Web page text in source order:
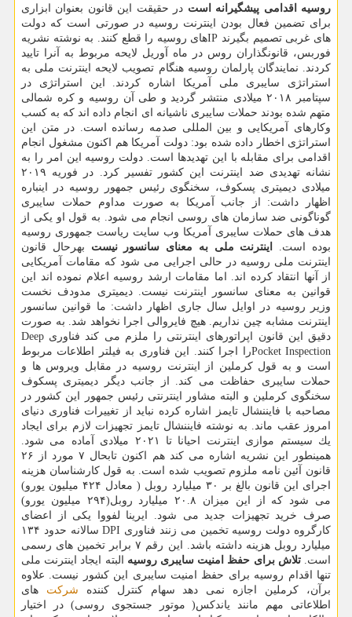
روسیه اقدامی پیشگیرانه است در حقیقت این قانون بعنوان ابزاری
برای تضمین فعال بودن اینترنت روسیه در صورتی است كه دولت
های غربی تصمیم بگیرند IPهای روسیه را قطع كنند. به نوشته نشریه
فوربس، قانونگذاران روس در ماه آوریل لایحه مربوط به آنرا تایید
كردند. نمایندگان پارلمان روسیه هنگام تصویب لایحه اینترنت ملی به
استراتژی سایبری ملی آمریكا اشاره كردند. این استراتژی در
سپتامبر ۲۰۱۸ میلادی منتشر گردید و طی آن روسیه و كره شمالی
متهم شده بودند حملات سایبری ناشیانه ای انجام داده اند كه به كسب
وكارهای آمریكایی و بین المللی صدمه رسانده است. در متن این
استراتژی اخطار داده شده بود: دولت آمریكا هم اكنون مشغول انجام
اقدامی برای مقابله با این تهدیدها است. دولت روسیه این امر را به
نشانه تهدیدی ضد اینترنت این كشور تفسیر كرد. در فوریه ۲۰۱۹
میلادی دیمیتری پسكوف، سخنگوی رئیس جمهور روسیه در اینباره
اظهار داشت: از جانب آمریكا به صورت مداوم حملات سایبری
گوناگونی ضد سازمان های روسی انجام می شود. به قول او یكی از
هدف های حملات سایبری آمریكا وب سایت ریاست جمهوری روسیه
بوده است.
اینترنت ملی به معنای سانسور نیست بهرحال قانون
اینترنت ملی روسیه در حالی اجرایی می شود كه مقامات آمریكایی
از آنها انتقاد كرده اند. اما مقامات ارشد روسیه اعلام نموده اند این
قوانین به معنای سانسور اینترنت نیست. دیمیتری مدودف نخست
وزیر روسیه در اوایل سال جاری اظهار داشت: ما قوانین سانسور
اینترنت مشابه چین نداریم. هیچ فایروالی اجرا نخواهد شد. به صورت
دقیق این قانون اپراتورهای اینترنتی را ملزم می كند فناوری Deep
Pocket Inspectionرا اجرا كنند. این فناوری به فیلتر اطلاعات مربوط
است و به قول كرملین از اینترنت روسیه در مقابل ویروس ها و
حملات سایبری حفاظت می كند. از جانب دیگر دیمیتری پسكوف
سخنگوی كرملین و البته مشاور اینترنتی رئیس جمهور این كشور در
مصاحبه با فایننشال تایمز اشاره كرده نباید از تغییرات فناوری دنیای
امروز عقب ماند. به نوشته فایننشال تایمز تجهیزات لازم برای ایجاد
یك سیستم موازی اینترنت احیانا تا ۲۰۲۱ میلادی آماده می شود.
همینطور این نشریه اشاره می كند هم اكنون تابحال ۷ مورد از ۲۶
قانون آئین نامه ملزوم تصویب شده است. به قول كارشناسان هزینه
اجرای این قانون بالغ بر ۳۰ میلیارد روبل ( معادل ۴۲۴ میلیون یورو)
می شود كه از این میزان ۲۰.۸ میلیارد روبل(۲۹۴ میلیون یورو)
صرف خرید تجهیزات جدید می شود. ایرینا لفووا یكی از اعضای
كارگروه دولت روسیه تخمین می زنند فناوری DPI سالانه حدود ۱۳۴
میلیارد روبل هزینه داشته باشد. این رقم ۷ برابر تخمین های رسمی
است.تلاش برای حفظ امنیت سایبری روسیه البته ایجاد اینترنت ملی
تنها اقدام روسیه برای حفظ امنیت سایبری این كشور نیست. علاوه
برآن، كرملین اجازه نمی دهد سهام كنترل كننده شركت های
اطلاعاتی مهم مانند یاندكس( موتور جستجوی روسی) در اختیار